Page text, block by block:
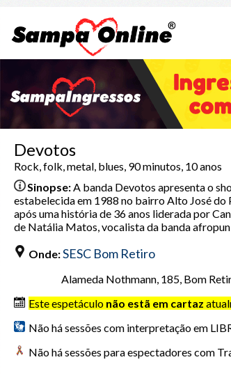
Devotos
Rock, folk, metal, blues, 90 minutos, 10 anos
Sinopse:A banda Devotos apresenta o
estabelecida em 1988 no bairro Alto José
após uma história de 36 anos liderada por
de Natália Matos, vocalista da banda
Onde:SESC Bom Retiro
Alameda Nothmann, 185, Bom
Este espetáculo não estã em cartaz
Não há sessões com interpretação em
Não há sessões para espectadores com